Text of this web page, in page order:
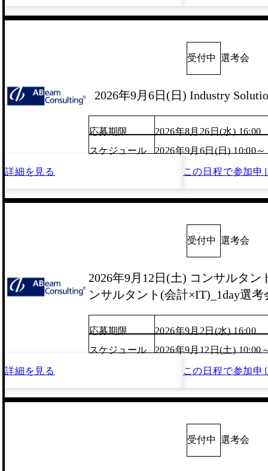
受付中 選考会
2026年9月6日(日) Industry
応募期限
2026年8月26日(水) 16:00
スケジュール
2026年9月6日(日) 10:00～
詳細を見る この日程で参加申
受付中 選考会
2026年9月12日(土) コンサルタン
ンサルタント(会計×IT)_1day選考
応募期限
2026年9月2日(水) 16:00
スケジュール
2026年9月12日(土) 10:00
詳細を見る この日程で参加申
受付中 選考会